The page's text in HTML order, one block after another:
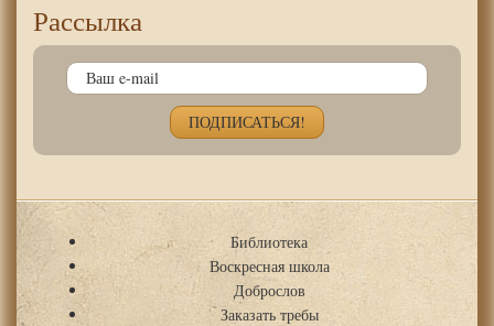
Рассылка
Библиотека
Воскресная школа
Доброслов
Заказать требы